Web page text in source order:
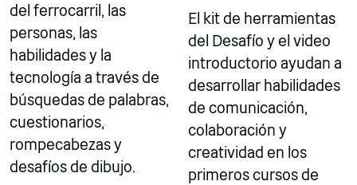
del ferrocarril, las
personas, las
habilidades y la
tecnología a través de
búsquedas de palabras,
cuestionarios,
rompecabezas y
desafíos de dibujo.
El kit de herramientas
del Desafío y el video
introductorio ayudan a
desarrollar habilidades
de comunicación,
colaboración y
creatividad en los
primeros cursos de